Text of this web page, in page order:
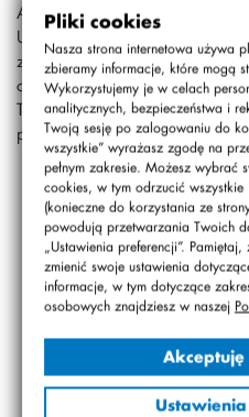
Pliki cookies
Nasza strona internetowa używa
zbieramy informacje, które mogą
Wykorzystujemy je w celach
analitycznych, bezpieczeństwa i
Twoją sesję po zalogowaniu do
wszystkie” wyrażasz zgodę na
pełnym zakresie. Możesz wybrać
cookies, w tym odrzucić
(konieczne do korzystania ze
powodują przetwarzania Twoich
„Ustawienia preferencji”.
zmienić swoje ustawienia
informacje, w tym dotyczące
osobowych znajdziesz w naszej
Argocity.
Uczniowie wzięli udział w
ziemniaków. Zapoznali się z
czas oddając się wesołym
To była wspaniała przygoda
pierwszych.